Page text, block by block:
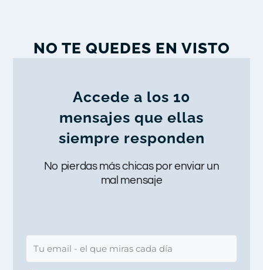
NO TE QUEDES EN VISTO
Accede a los 10
mensajes que ellas
siempre responden
No pierdas más chicas por enviar un
mal mensaje